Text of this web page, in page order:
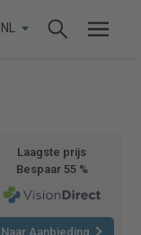
NL
Laagste prijs
Bespaar 55 %
Naar Aanbieding